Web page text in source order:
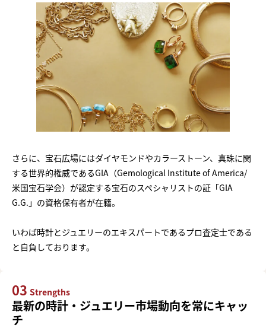
さらに、宝石広場にはダイヤモンドやカラーストーン、真珠に関
する世界的権威であるGIA（Gemological Institute of America/
米国宝石学会）が認定する宝石のスペシャリストの証「GIA
G.G.」の資格保有者が在籍。
いわば時計とジュエリーのエキスパートであるプロ査定士である
と自負しております。
03 Strengths
最新の時計・ジュエリー市場動向を常にキャッ
チ